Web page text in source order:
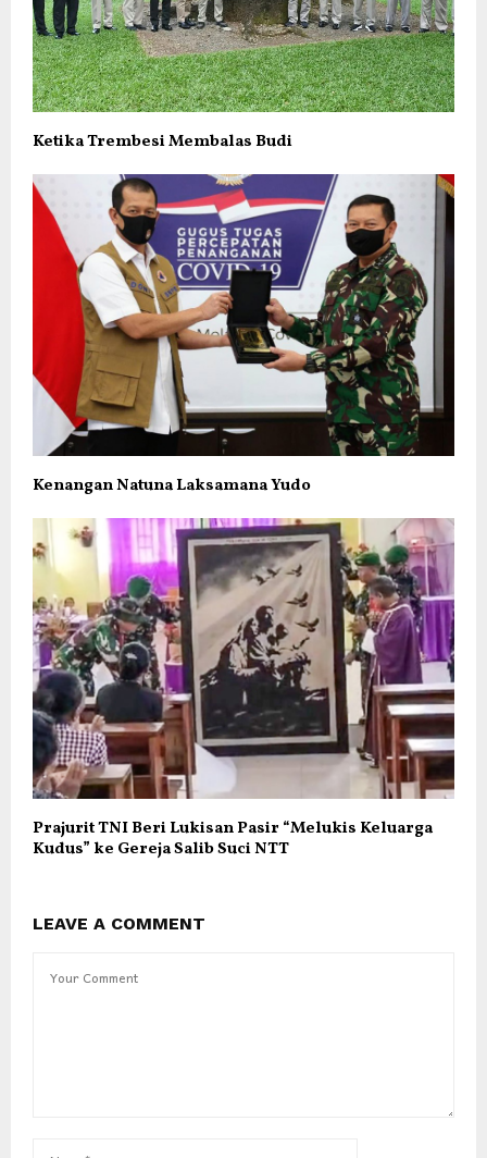
Ketika Trembesi Membalas Budi
Kenangan Natuna Laksamana Yudo
Prajurit TNI Beri Lukisan Pasir “Melukis Keluarga
Kudus” ke Gereja Salib Suci NTT
LEAVE A COMMENT